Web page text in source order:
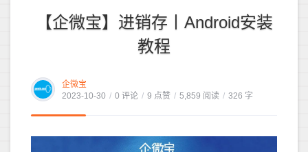
【企微宝】进销存丨Android安装
教程
企微宝
2023-10-30 / 0 评论 / 9 点赞 / 5,859 阅读 / 326 字